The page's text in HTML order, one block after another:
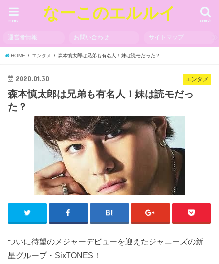
なーこのエルルイ search
menu
運営者情報 お問い合わせ サイトマップ
HOME エンタメ 森本慎太郎は兄弟も有名人！妹は読モだった？
エンタメ
2020.01.30
森本慎太郎は兄弟も有名人！妹は読モだっ
た？
ついに待望のメジャーデビューを迎えたジャニーズの新
星グループ・SixTONES！